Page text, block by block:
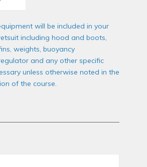
will be included in your
including hood and boots,
weights, buoyancy
and any other specific
unless otherwise noted in the
of the course.